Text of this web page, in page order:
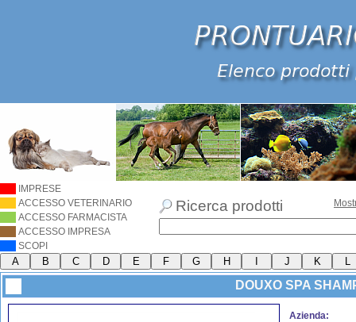
IMPRESE
ACCESSO VETERINARIO
ACCESSO FARMACISTA
ACCESSO IMPRESA
SCOPI
Ricerca prodotti
DOUXO SPA
Azienda: